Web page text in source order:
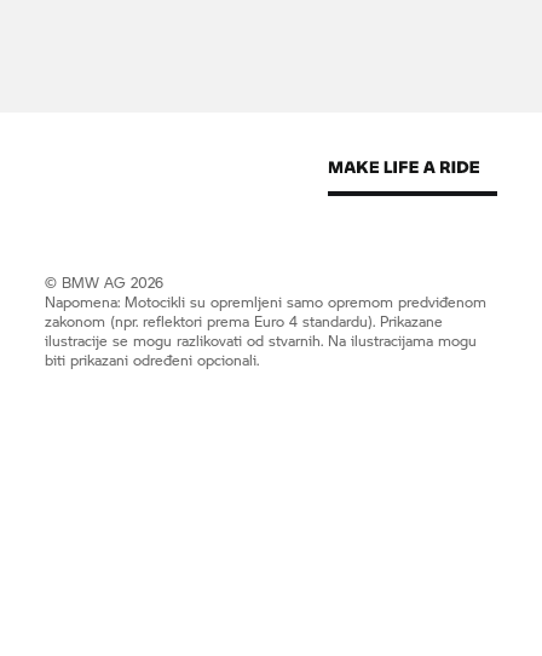
© BMW AG 2026
Napomena: Motocikli su opremljeni samo opremom predviđenom
zakonom (npr. reflektori prema Euro 4 standardu). Prikazane
ilustracije se mogu razlikovati od stvarnih. Na ilustracijama mogu
biti prikazani određeni opcionali.